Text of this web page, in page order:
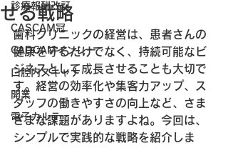
診療報酬改訂
CASCAM冠
CADCAMインレー
口腔内スキャナ
開業
電子カルテ
せる戦略
歯科クリニックの経営は、患者さんの
健康を守るだけでなく、持続可能なビ
ジネスとして成長させることも大切で
す。経営の効率化や集客力アップ、ス
タッフの働きやすさの向上など、さま
ざまな課題がありますよね。今回は、
シンプルで実践的な戦略を紹介しま